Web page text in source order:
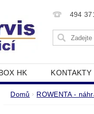
494
HK KONTAKTY
OBCHODNÍ
Domů ROWENTA -